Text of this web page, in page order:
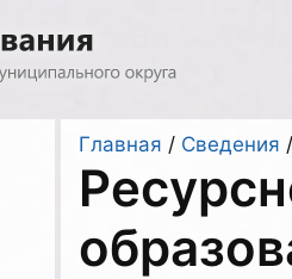
Главная / Сведения /